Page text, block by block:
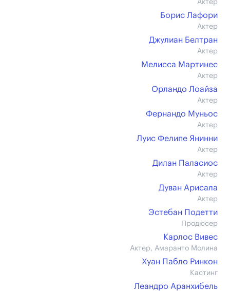
Актер
Борис Лафори
Актер
Джулиан Белтран
Актер
Мелисса Мартинес
Актер
Орландо Лоайза
Актер
Фернандо Муньос
Актер
Луис Фелипе Янинни
Актер
Дилан Паласиос
Актер
Дуван Арисала
Актер
Эстебан Подетти
Продюсер
Карлос Вивес
Актер, Амаранто Молина
Хуан Пабло Ринкон
Кастинг
Леандро Аранхибель